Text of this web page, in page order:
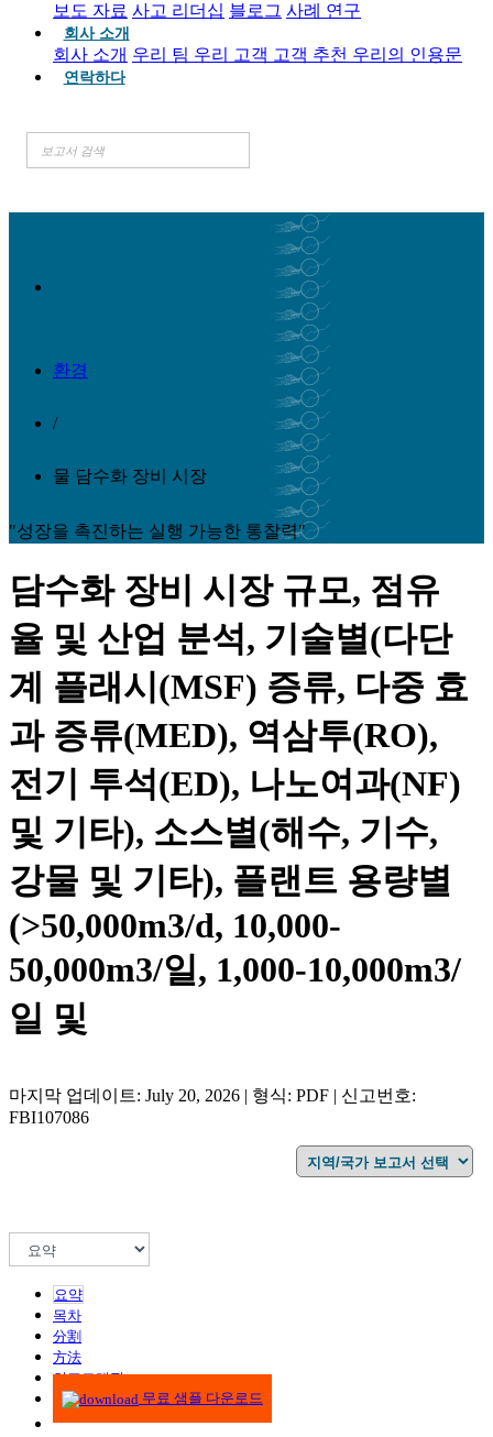
보도 자료 사고 리더십 블로그 사례 연구
회사 소개
회사 소개 우리 팀 우리 고객 고객 추천 우리의 인용문
연락하다
환경
/
물 담수화 장비 시장
"성장을 촉진하는 실행 가능한 통찰력"
담수화 장비 시장 규모, 점유
율 및 산업 분석, 기술별(다단
계 플래시(MSF) 증류, 다중 효
과 증류(MED), 역삼투(RO),
전기 투석(ED), 나노여과(NF)
및 기타), 소스별(해수, 기수,
강물 및 기타), 플랜트 용량별
(>50,000m3/d, 10,000-
50,000m3/일, 1,000-10,000m3/
일 및
마지막 업데이트: July 20, 2026 | 형식: PDF | 신고번호:
FBI107086
요약
목차
分割
方法
인포그래픽
무료 샘플 다운로드